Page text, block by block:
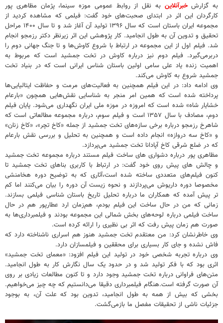
به گزارشخبرآنلاین به نقل از روابط عمومی موزه سینما، پژمان مظاهری پور
کارگردان این اثر در ابتدای صحبت‌های خود گفت: فیلمی که مشاهده کردید از
مجموعه ایران باستان است که سال ۱۳۹۶ تولید آن آغاز شد و تا سال ۱۴۰۰ مراحل
تحقیق و تدوین آن به طول انجامید. کار پژوهشی این اثر زیرنظر دکتر رزمجو انجام
شد. فیلم اول از این مجموعه در ارتباط با شروع کاوش‌ها و تا جنگ جهانی دوم را
دربرمی‌گیرد. فیلم دوم نیز درباره کاوش در تخت جمشید است که مربوط به
اهمیت زنده یاد علی سامی اولین باستان شناس ایرانی است که در بنیاد تخت
جمشید شروع به کاوش می‌کند.
وی ادامه داد: در این فیلم همچنین به فعالیت‌های مرمت و حفاظت ایتالیایی‌ها
پرداخته شده است که همین امر منجر به شناسایی نقش‌هایی همچون «بارعام
خشایار شاه» شده است که امروزه در موزه ملی ایران نگهداری می‌شود. پایان فیلم
دوم، مصادف با سال ۱۳۵۷ است و فیلم سوم، درباره مجموعه مطالعاتی است که
شاهرخ رزمجو درباره برخی سازه‌های تخت جمشید از جمله «کاخ تچر»، «کاخ زنان»
و «کاخ سه دروازه» انجام داده است و همچنین به تحلیل و بررسی نقش بارعام
که در ضلع شرقی کاخ آپادانا تخت جمشید می‌پردازد.
مظاهری پور درباره دشواری های ساخت فیلم مستند درباره مجموعه تخت جمشید
و چالش های پیش روی خود گفت: در ارتباط با کاربری بناهای تخت جمشید تا
کنون فیلم‌های متعددی ساخته شده است،آثاری که به توضیح دوره هخامنشی
مخصوصا دوره داریوش می‌پردازند و نحوه زیست آن دوره را بیان می‌کنند اما کم
تر پیش آمده که همکاران ما درباره تحلیل تاریخ باستان شناسی فیلمی بسازند.
زمانی که من در حال ساخت این فیلم بودم، هم‌زمان ارد عطارپور هم در حال
ساخت فیلمی درباره لوحه‌های بخش شمالی این مجموعه بودند و فیلمبرداری‌ها به
صورت هم زمان پیش رفت که اثر بی نظیری را ارائه کرده است.
وی خاطرنشان کرد: من معتقدم تخت جمشید هنوز هم اسراری ناشناخته دارد که
فاش نشده و جای کار بسیاری برای محققین و فیلمسازان دارد.
وی درباره تجربه شخصی خود در تولید این فیلم افزود: «معمای تخت جمشید»
اثری بود که با فکر تولید شد و در حدود یک سال نگارش کار به طول انجامید.
متن‌های فراوانی درباره تخت جمشید وجود دارد و تا کنون مطالعات زیادی بر روی
آن صورت گرفته است.هنگام فیلمبرداری دقیقا می‌دانستیم که چه چیز می‌خواهیم.
بخشی که بیش از همه به طول انجامید، تدوین بود که علت آن، به بوجود
جزئیات ناشی از تحقیقات مفصل ما بازمی‌گشت.